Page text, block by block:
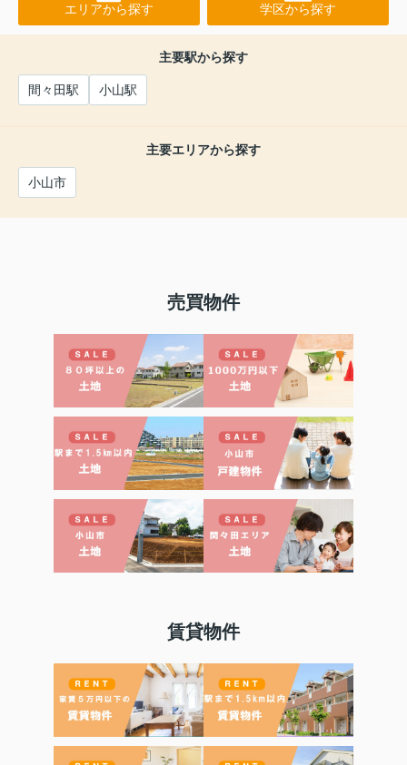
エリアから探す 学区から探す
主要駅から探す
間々田駅 小山駅
主要エリアから探す
小山市
売買物件
賃貸物件